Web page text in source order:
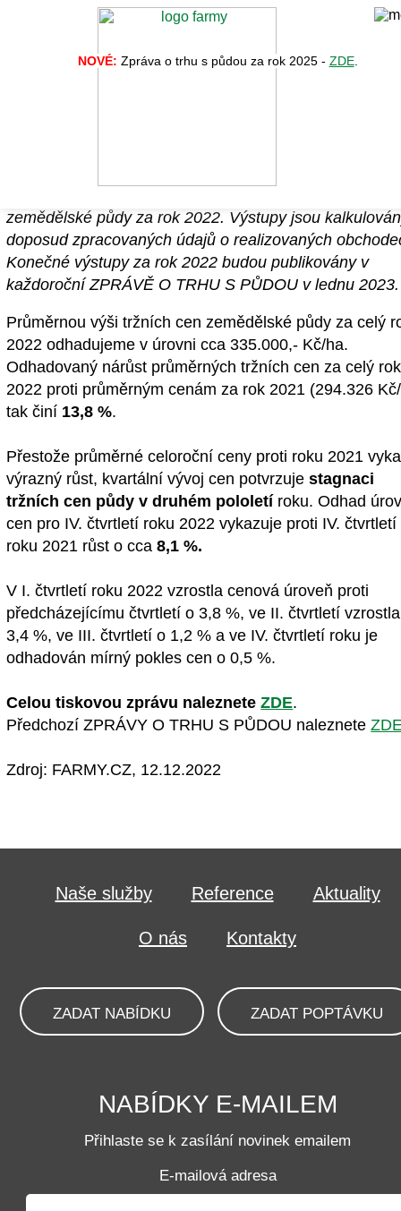
NOVÉ: Zpráva o trhu s půdou za rok 2025 - ZDE.
zemědělské půdy za rok 2022. Výstupy jsou
doposud zpracovaných údajů o realizovaných
Konečné výstupy za rok 2022 budou publikovány v
každoroční ZPRÁVĚ O TRHU S PŮDOU v lednu 2023.
Průměrnou výši tržních cen zemědělské půdy za celý
2022 odhadujeme v úrovni cca 335.000,- Kč/ha.
Odhadovaný nárůst průměrných tržních cen za celý rok
2022 proti průměrným cenám za rok 2021 (294.326
tak činí 13,8 %.
Přestože průměrné celoroční ceny proti roku 2021
výrazný růst, kvartální vývoj cen potvrzujestagnaci
tržních cen půdy v druhém pololetí roku. Odhad
cen pro IV. čtvrtletí roku 2022 vykazuje proti IV. čtvrtletí
roku 2021 růst o cca8,1 %.
V I. čtvrtletí roku 2022 vzrostla cenová úroveň proti
předcházejícímu čtvrtletí o 3,8 %, ve II. čtvrtletí
3,4 %, ve III. čtvrtletí o 1,2 % a ve IV. čtvrtletí roku je
odhadován mírný pokles cen o 0,5 %.
Celou tiskovou zprávu nalezneteZDE.
Předchozí ZPRÁVY O TRHU S PŮDOU naleznete
Zdroj: FARMY.CZ, 12.12.2022
Naše služby Reference Aktuality
O nás Kontakty
ZADAT NABÍDKU ZADAT POPTÁVKU
NABÍDKY E-MAILEM
Přihlaste se k zasílání novinek emailem
E-mailová adresa